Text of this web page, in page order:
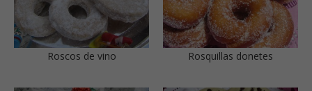
Roscos de vino Rosquillas donetes